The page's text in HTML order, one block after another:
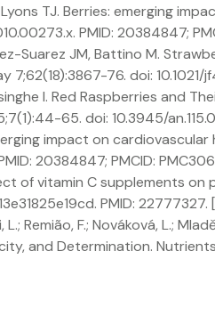
Lyons TJ. Berries: emerging
PMID: 20384847;
Suarez JM, Battino M.
7;62(18):3867-76. doi:
I. Red Raspberries and
65. doi: 10.3945/
impact on cardiovascular
20384847; PMCID:
of vitamin C supplements on
PMID:
L.; Remião, F.; Nováková, L.;
and Determination. Nutrients